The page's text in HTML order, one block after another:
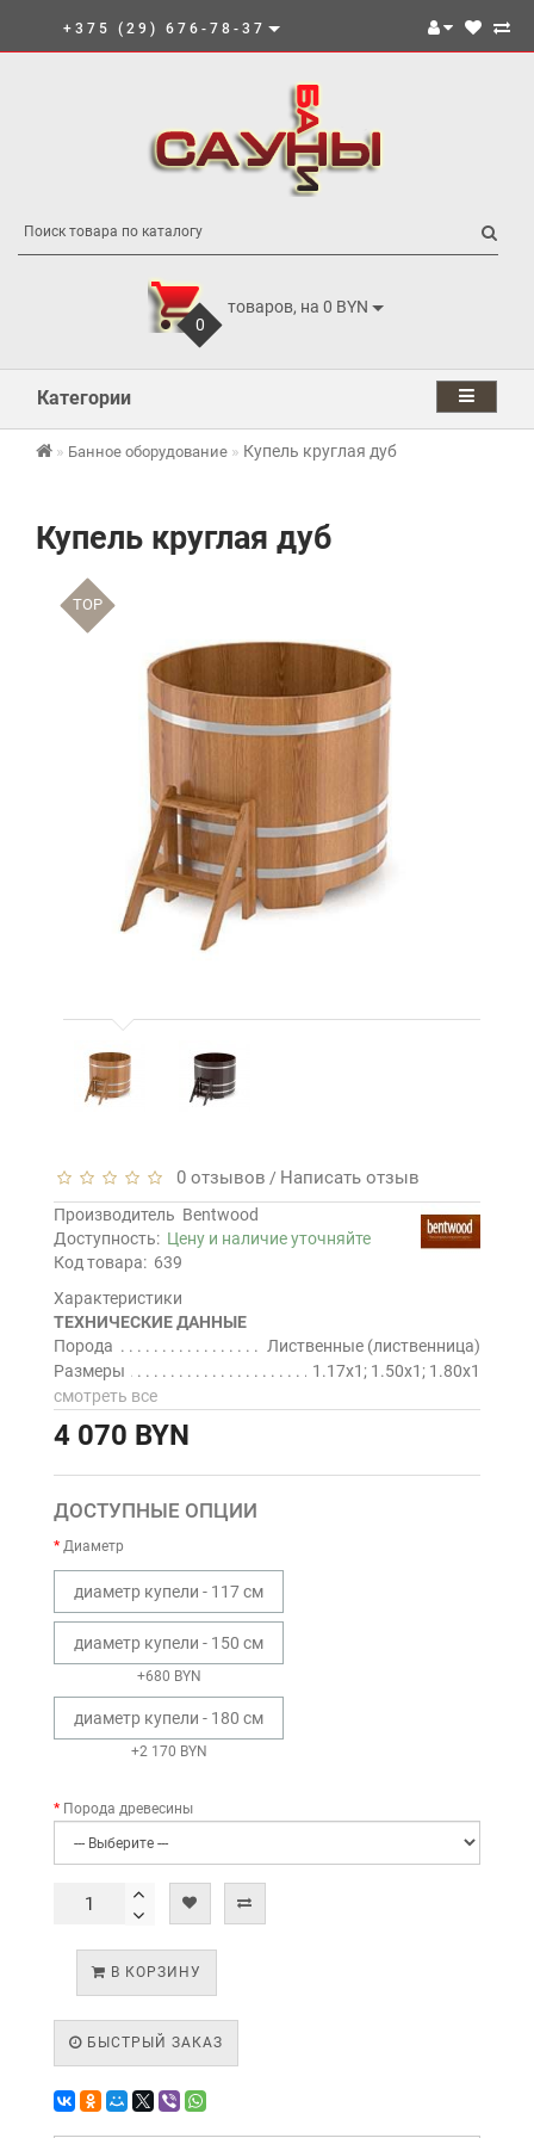
+375 (29) 676-78-37
0
товаров, на 0 BYN
Категории
Банное оборудование Купель круглая дуб
Купель круглая дуб
TOP
0 отзывов / Написать отзыв
Производитель Bentwood
Доступность: Цену и наличие уточняйте
Код товара: 639
Характеристики
ТЕХНИЧЕСКИЕ ДАННЫЕ
Порода
Лиственные (лиственница)
Размеры
1.17х1; 1.50х1; 1.80х1
смотреть все
4 070 BYN
ДОСТУПНЫЕ ОПЦИИ
Диаметр
диаметр купели - 117 см
диаметр купели - 150 см
+680 BYN
диаметр купели - 180 см
+2 170 BYN
Порода древесины
В КОРЗИНУ
БЫСТРЫЙ ЗАКАЗ